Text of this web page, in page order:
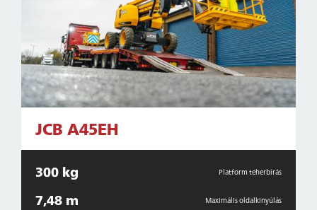
JCB A45EH
300 kg Platform teherbírás
7,48 m Maximális oldalkinyúlás